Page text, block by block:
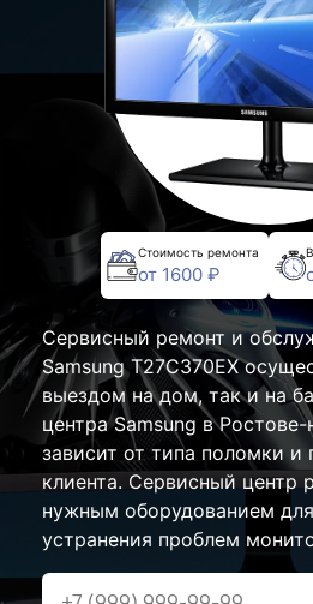
Стоимость ремонта
от 1600 ₽
Сервисный ремонт и
Samsung T27C370EX
выездом на дом, так и на
центра Samsung в
зависит от типа поломки и
клиента. Сервисный центр
нужным оборудованием
устранения проблем